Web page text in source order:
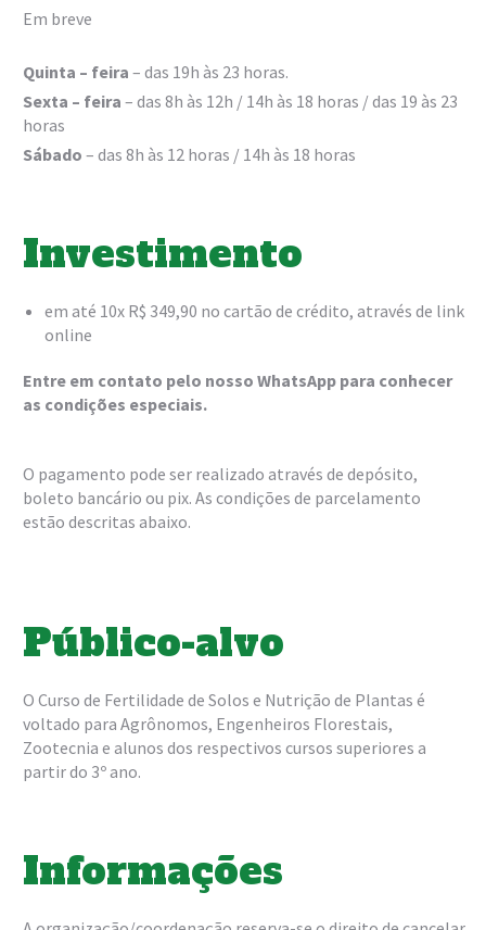
Em breve
Quinta – feira – das 19h às 23 horas.
Sexta – feira – das 8h às 12h / 14h às 18 horas / das 19 às 23
horas
Sábado – das 8h às 12 horas / 14h às 18 horas
Investimento
em até 10x R$ 349,90 no cartão de crédito, através de link
online
Entre em contato pelo nosso WhatsApp para conhecer
as condições especiais.
O pagamento pode ser realizado através de depósito,
boleto bancário ou pix. As condições de parcelamento
estão descritas abaixo.
Público-alvo
O Curso de Fertilidade de Solos e Nutrição de Plantas é
voltado para Agrônomos, Engenheiros Florestais,
Zootecnia e alunos dos respectivos cursos superiores a
partir do 3º ano.
Informações